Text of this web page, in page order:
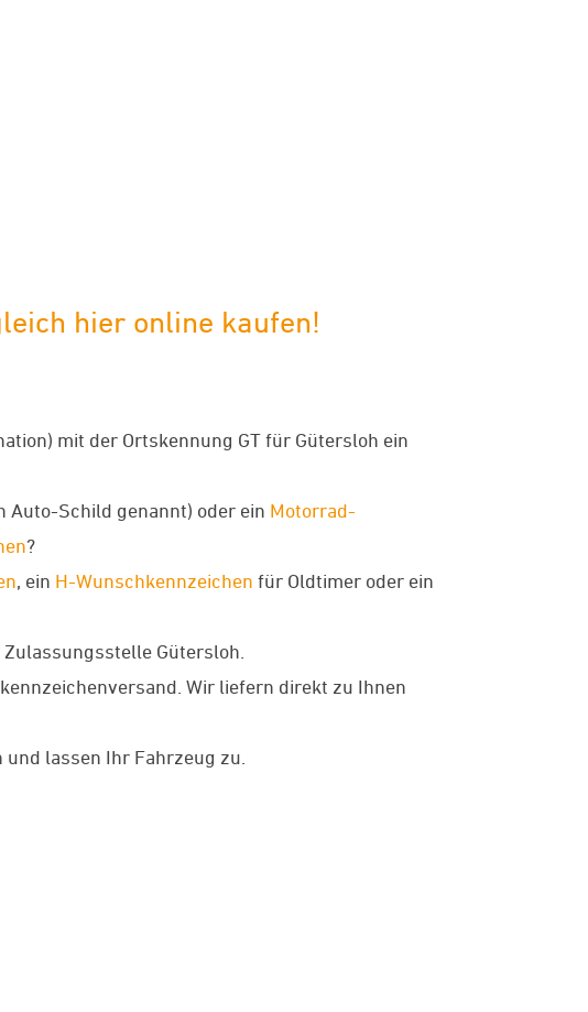
hier online kaufen!
mit der Ortskennung GT für Gütersloh ein
Auto-Schild genannt) oder ein Motorrad-
?
, ein H-Wunschkennzeichen für Oldtimer oder ein
Gütersloh.
Wir liefern direkt zu Ihnen
lassen Ihr Fahrzeug zu.